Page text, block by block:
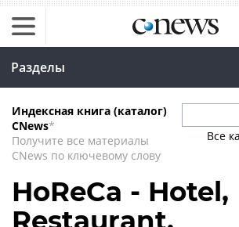
Разделы
Индексная книга (каталог)
CNews*
Получите все материалы
CNews по ключевому слову
Все
HoReCa - Hotel,